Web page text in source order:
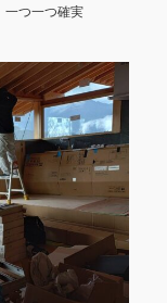
一つ一つ確実